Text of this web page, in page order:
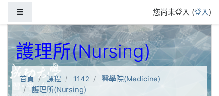
您尚未登入 (登入)
護理所(Nursing)
首頁 課程 1142
醫學院(Medicine)
護理所(Nursing)